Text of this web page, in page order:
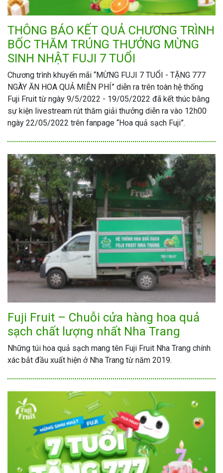
THÔNG BÁO KẾT QUẢ CHƯƠNG TRÌNH
BỐC THĂM TRÚNG THƯỞNG MỪNG
SINH NHẬT FUJI 7 TUỔI
Chương trình khuyến mãi “MỪNG FUJI 7 TUỔI - TẶNG 777
NGÀY ĂN HOA QUẢ MIỄN PHÍ” diễn ra trên toàn hệ thống
Fuji Fruit từ ngày 9/5/2022 - 19/05/2022 đã kết thúc bằng
sự kiện livestream rút thăm giải thưởng diễn ra vào 12h00
ngày 22/05/2022 trên fanpage “Hoa quả sạch Fuji”.
Fuji Fruit – Chuỗi cửa hàng hoa quả
sạch chất lượng nhất Nha Trang
Những túi hoa quả sạch mang tên Fuji Fruit Nha Trang chính
xác bắt đầu xuất hiện ở Nha Trang từ năm 2019.